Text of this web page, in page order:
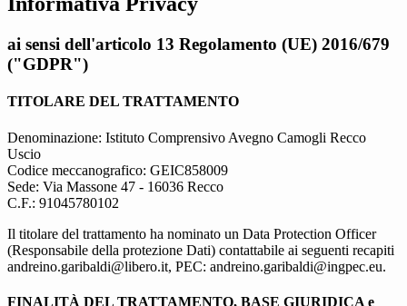
ai sensi dell'articolo 13 Regolamento (UE) 2016/679
("GDPR")
TITOLARE DEL TRATTAMENTO
Denominazione: Istituto Comprensivo Avegno Camogli Recco
Uscio
Codice meccanografico: GEIC858009
Sede: Via Massone 47 - 16036 Recco
C.F.: 91045780102
Il titolare del trattamento ha nominato un Data Protection Officer
(Responsabile della protezione Dati) contattabile ai seguenti recapiti
andreino.garibaldi@libero.it, PEC: andreino.garibaldi@ingpec.eu.
FINALITÀ DEL TRATTAMENTO, BASE GIURIDICA e